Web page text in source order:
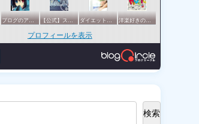
ブログのアクセスアップを目指したい方一緒に頑張りましょう 【公式】スポーツ・アウトドアサークル ダイエットや美容の実践情報を公開する賢明なブロガーの集い 洋楽好きのためのサークル
プロフィールを表示
検索